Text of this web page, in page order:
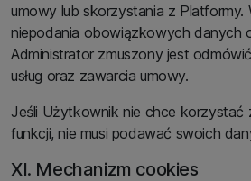
umowy lub skorzystania z Platformy.
niepodania obowiązkowych danych
Administrator zmuszony jest
usług oraz zawarcia umowy.
Jeśli Użytkownik nie chce korzystać
funkcji, nie musi podawać swoich
XI. Mechanizm cookies